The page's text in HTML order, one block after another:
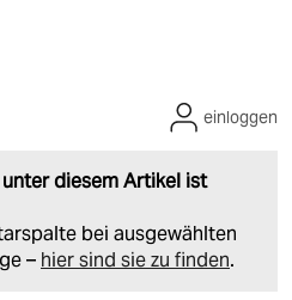
diesem Artikel ist
bei ausgewählten
– hier sind sie zu finden.
einloggen